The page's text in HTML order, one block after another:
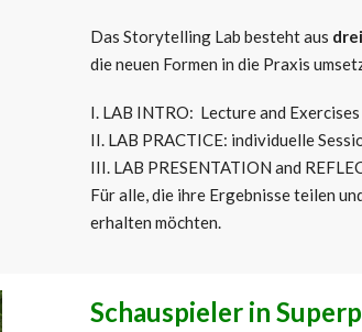
Das Storytelling Lab besteht aus
die neuen Formen in die Praxis
I. LAB INTRO: Lecture and
II. LAB PRACTICE: individuelle
III. LAB PRESENTATION and
Für alle, die ihre Ergebnisse teilen
erhalten möchten.
Schauspieler in